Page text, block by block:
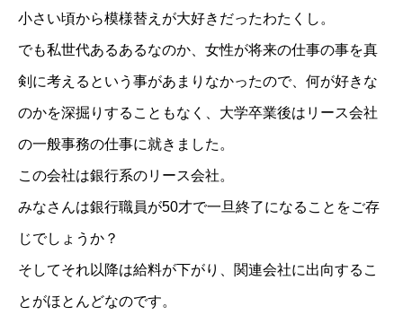
小さい頃から模様替えが大好きだったわたくし。
でも私世代あるあるなのか、女性が将来の仕事の事を真
剣に考えるという事があまりなかったので、何が好きな
のかを深掘りすることもなく、大学卒業後はリース会社
の一般事務の仕事に就きました。
この会社は銀行系のリース会社。
みなさんは銀行職員が50才で一旦終了になることをご存
じでしょうか？
そしてそれ以降は給料が下がり、関連会社に出向するこ
とがほとんどなのです。